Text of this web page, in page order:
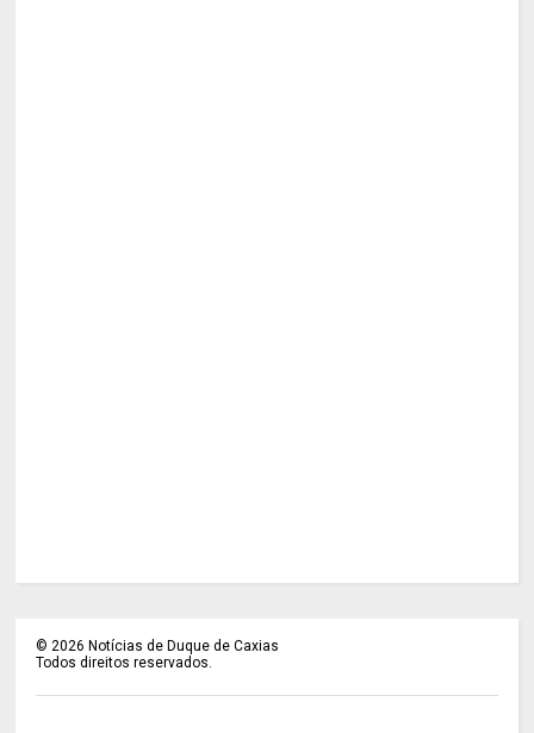
©2026 Notícias de Duque de Caxias
Todos direitos reservados.